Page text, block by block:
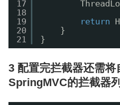
17
18
19
20
21
return
}
}
3 配置完拦截器还需将
SpringMVC的拦截器